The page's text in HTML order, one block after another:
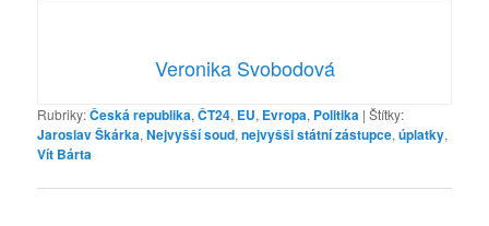
Veronika Svobodová
Rubriky:Česká republika,ČT24, EU, Evropa, Politika |Štítky:
Jaroslav Škárka,Nejvyšší soud,nejvyšši státní zástupce,úplatky,
Vít Bárta